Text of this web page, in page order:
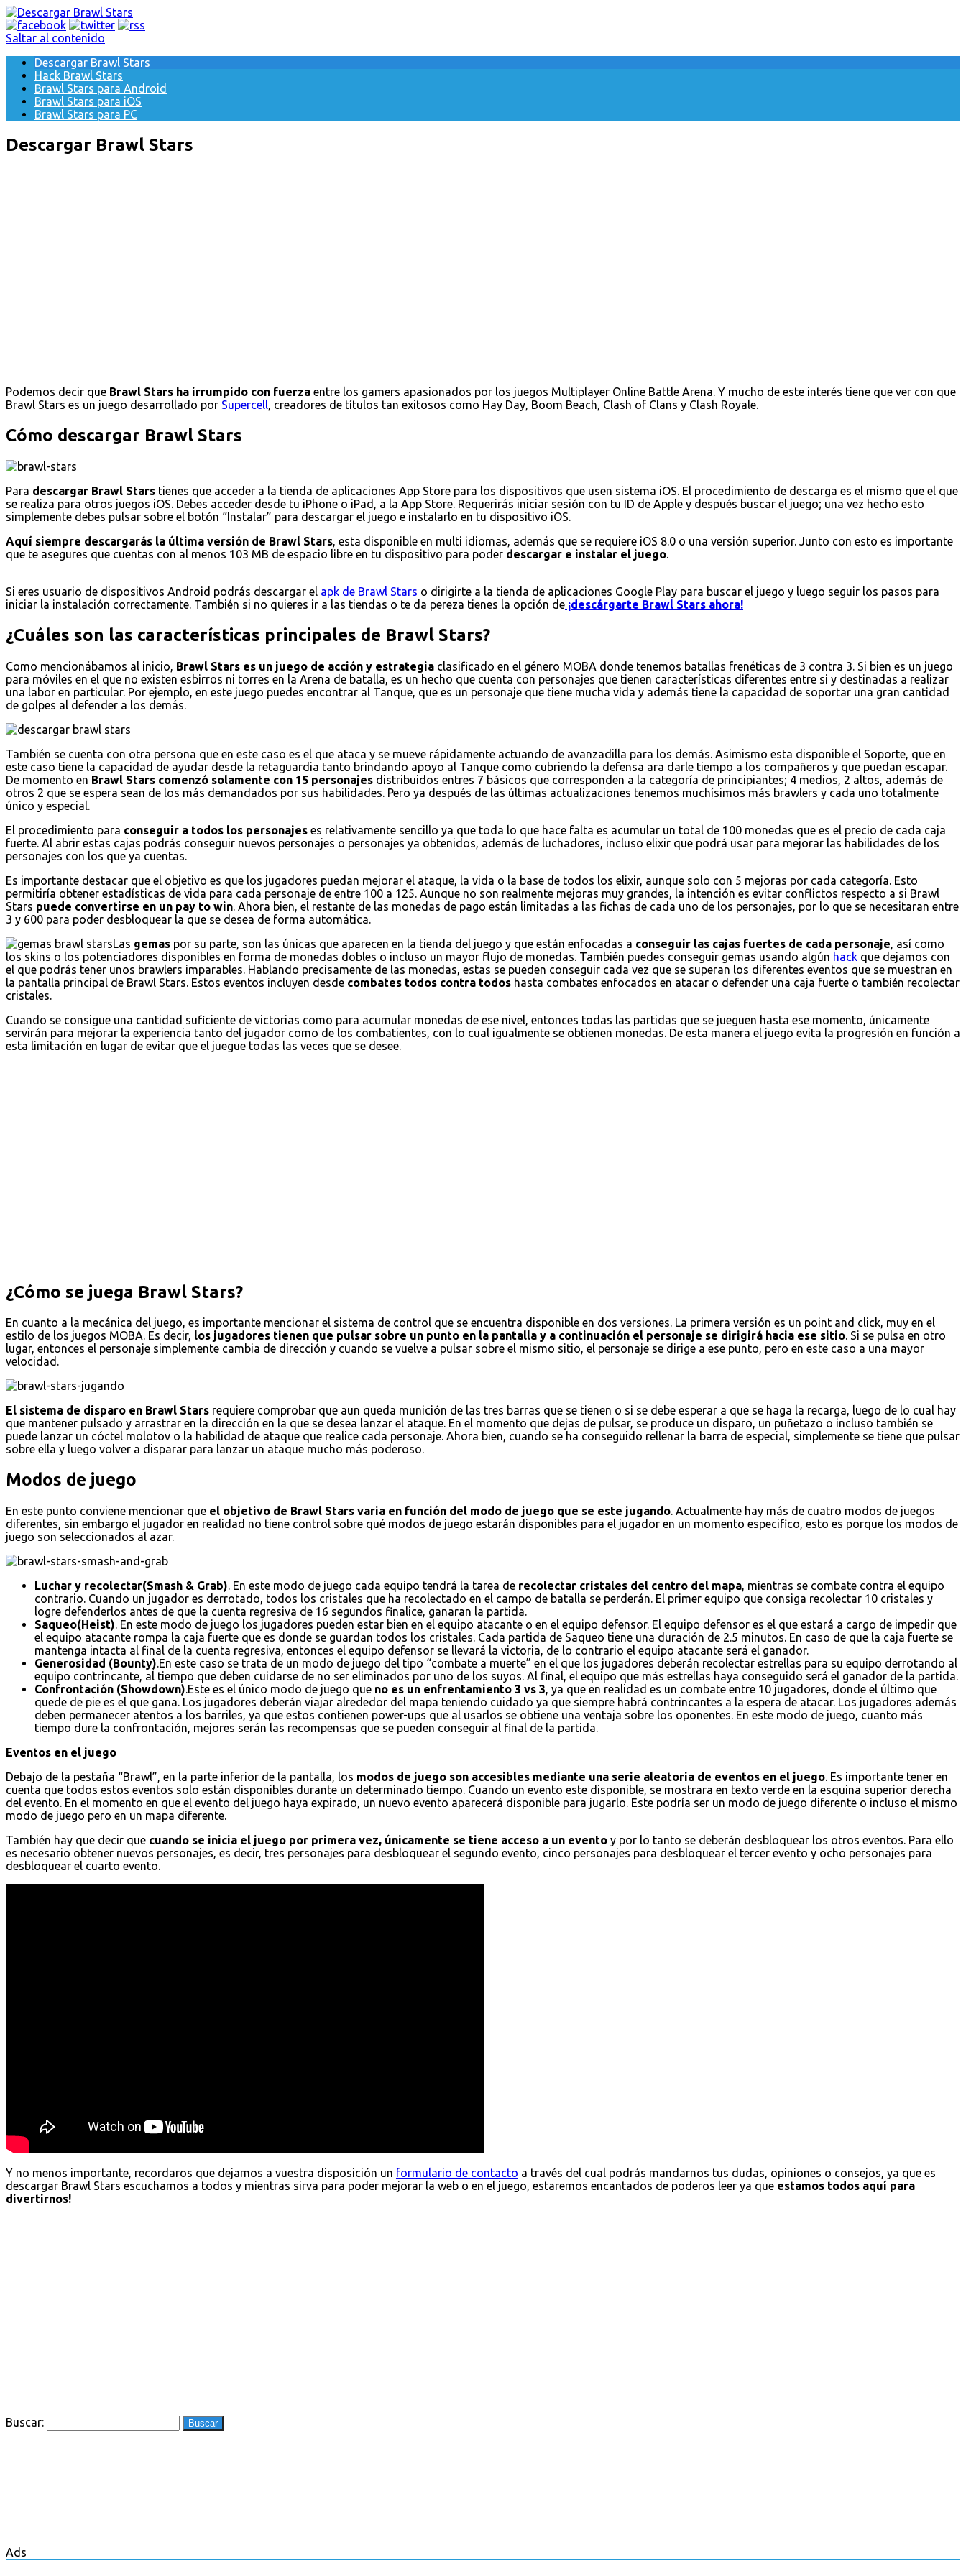
Saltar al contenido
Descargar Brawl Stars
Hack Brawl Stars
Brawl Stars para Android
Brawl Stars para iOS
Brawl Stars para PC
Descargar Brawl Stars
Podemos decir que Brawl Stars ha irrumpido con fuerza entre los gamers apasionados por los juegos Multiplayer Online Battle Arena. Y mucho de este interés tiene que ver con que
Brawl Stars es un juego desarrollado por Supercell, creadores de títulos tan exitosos como Hay Day, Boom Beach, Clash of Clans y Clash Royale.
Cómo descargar Brawl Stars
Para descargar Brawl Stars tienes que acceder a la tienda de aplicaciones App Store para los dispositivos que usen sistema iOS. El procedimiento de descarga es el mismo que el que
se realiza para otros juegos iOS. Debes acceder desde tu iPhone o iPad, a la App Store. Requerirás iniciar sesión con tu ID de Apple y después buscar el juego; una vez hecho esto
simplemente debes pulsar sobre el botón “Instalar” para descargar el juego e instalarlo en tu dispositivo iOS.
Aquí siempre descargarás la última versión de Brawl Stars, esta disponible en multi idiomas, además que se requiere iOS 8.0 o una versión superior. Junto con esto es importante
que te asegures que cuentas con al menos 103 MB de espacio libre en tu dispositivo para poder descargar e instalar el juego.
Si eres usuario de dispositivos Android podrás descargar el apk de Brawl Stars o dirigirte a la tienda de aplicaciones Google Play para buscar el juego y luego seguir los pasos para
iniciar la instalación correctamente. También si no quieres ir a las tiendas o te da pereza tienes la opción de ¡descárgarte Brawl Stars ahora!
¿Cuáles son las características principales de Brawl Stars?
Como mencionábamos al inicio, Brawl Stars es un juego de acción y estrategia clasificado en el género MOBA donde tenemos batallas frenéticas de 3 contra 3. Si bien es un juego
para móviles en el que no existen esbirros ni torres en la Arena de batalla, es un hecho que cuenta con personajes que tienen características diferentes entre si y destinadas a realizar
una labor en particular. Por ejemplo, en este juego puedes encontrar al Tanque, que es un personaje que tiene mucha vida y además tiene la capacidad de soportar una gran cantidad
de golpes al defender a los demás.
También se cuenta con otra persona que en este caso es el que ataca y se mueve rápidamente actuando de avanzadilla para los demás. Asimismo esta disponible el Soporte, que en
este caso tiene la capacidad de ayudar desde la retaguardia tanto brindando apoyo al Tanque como cubriendo la defensa ara darle tiempo a los compañeros y que puedan escapar.
De momento en Brawl Stars comenzó solamente con 15 personajes distribuidos entres 7 básicos que corresponden a la categoría de principiantes; 4 medios, 2 altos, además de
otros 2 que se espera sean de los más demandados por sus habilidades. Pero ya después de las últimas actualizaciones tenemos muchísimos más brawlers y cada uno totalmente
único y especial.
El procedimiento para conseguir a todos los personajes es relativamente sencillo ya que toda lo que hace falta es acumular un total de 100 monedas que es el precio de cada caja
fuerte. Al abrir estas cajas podrás conseguir nuevos personajes o personajes ya obtenidos, además de luchadores, incluso elixir que podrá usar para mejorar las habilidades de los
personajes con los que ya cuentas.
Es importante destacar que el objetivo es que los jugadores puedan mejorar el ataque, la vida o la base de todos los elixir, aunque solo con 5 mejoras por cada categoría. Esto
permitiría obtener estadísticas de vida para cada personaje de entre 100 a 125. Aunque no son realmente mejoras muy grandes, la intención es evitar conflictos respecto a si Brawl
Stars puede convertirse en un pay to win . Ahora bien, el restante de las monedas de pago están limitadas a las fichas de cada uno de los personajes, por lo que se necesitaran entre
3 y 600 para poder desbloquear la que se desea de forma automática.
Las gemas por su parte, son las únicas que aparecen en la tienda del juego y que están enfocadas a conseguir las cajas fuertes de cada personaje , así como
los skins o los potenciadores disponibles en forma de monedas dobles o incluso un mayor flujo de monedas. También puedes conseguir gemas usando algún hack que dejamos con
el que podrás tener unos brawlers imparables. Hablando precisamente de las monedas, estas se pueden conseguir cada vez que se superan los diferentes eventos que se muestran en
la pantalla principal de Brawl Stars. Estos eventos incluyen desde combates todos contra todos hasta combates enfocados en atacar o defender una caja fuerte o también recolectar
cristales.
Cuando se consigue una cantidad suficiente de victorias como para acumular monedas de ese nivel, entonces todas las partidas que se jueguen hasta ese momento, únicamente
servirán para mejorar la experiencia tanto del jugador como de los combatientes, con lo cual igualmente se obtienen monedas. De esta manera el juego evita la progresión en función a
esta limitación en lugar de evitar que el juegue todas las veces que se desee.
¿Cómo se juega Brawl Stars?
En cuanto a la mecánica del juego, es importante mencionar el sistema de control que se encuentra disponible en dos versiones. La primera versión es un point and click, muy en el
estilo de los juegos MOBA. Es decir, los jugadores tienen que pulsar sobre un punto en la pantalla y a continuación el personaje se dirigirá hacia ese sitio. Si se pulsa en otro
lugar, entonces el personaje simplemente cambia de dirección y cuando se vuelve a pulsar sobre el mismo sitio, el personaje se dirige a ese punto, pero en este caso a una mayor
velocidad.
El sistema de disparo en Brawl Stars requiere comprobar que aun queda munición de las tres barras que se tienen o si se debe esperar a que se haga la recarga, luego de lo cual hay
que mantener pulsado y arrastrar en la dirección en la que se desea lanzar el ataque. En el momento que dejas de pulsar, se produce un disparo, un puñetazo o incluso también se
puede lanzar un cóctel molotov o la habilidad de ataque que realice cada personaje. Ahora bien, cuando se ha conseguido rellenar la barra de especial, simplemente se tiene que pulsar
sobre ella y luego volver a disparar para lanzar un ataque mucho más poderoso.
Modos de juego
En este punto conviene mencionar que el objetivo de Brawl Stars varia en función del modo de juego que se este jugando. Actualmente hay más de cuatro modos de juegos
diferentes, sin embargo el jugador en realidad no tiene control sobre qué modos de juego estarán disponibles para el jugador en un momento especifico, esto es porque los modos de
juego son seleccionados al azar.
Luchar y recolectar(Smash & Grab). En este modo de juego cada equipo tendrá la tarea de recolectar cristales del centro del mapa, mientras se combate contra el equipo
contrario. Cuando un jugador es derrotado, todos los cristales que ha recolectado en el campo de batalla se perderán. El primer equipo que consiga recolectar 10 cristales y
logre defenderlos antes de que la cuenta regresiva de 16 segundos finalice, ganaran la partida.
Saqueo(Heist). En este modo de juego los jugadores pueden estar bien en el equipo atacante o en el equipo defensor. El equipo defensor es el que estará a cargo de impedir que
el equipo atacante rompa la caja fuerte que es donde se guardan todos los cristales. Cada partida de Saqueo tiene una duración de 2.5 minutos. En caso de que la caja fuerte se
mantenga intacta al final de la cuenta regresiva, entonces el equipo defensor se llevará la victoria, de lo contrario el equipo atacante será el ganador.
Generosidad (Bounty).En este caso se trata de un modo de juego del tipo “combate a muerte” en el que los jugadores deberán recolectar estrellas para su equipo derrotando al
equipo contrincante, al tiempo que deben cuidarse de no ser eliminados por uno de los suyos. Al final, el equipo que más estrellas haya conseguido será el ganador de la partida.
Confrontación (Showdown).Este es el único modo de juego que no es un enfrentamiento 3 vs 3, ya que en realidad es un combate entre 10 jugadores, donde el último que
quede de pie es el que gana. Los jugadores deberán viajar alrededor del mapa teniendo cuidado ya que siempre habrá contrincantes a la espera de atacar. Los jugadores además
deben permanecer atentos a los barriles, ya que estos contienen power-ups que al usarlos se obtiene una ventaja sobre los oponentes. En este modo de juego, cuanto más
tiempo dure la confrontación, mejores serán las recompensas que se pueden conseguir al final de la partida.
Eventos en el juego
Debajo de la pestaña “Brawl”, en la parte inferior de la pantalla, los modos de juego son accesibles mediante una serie aleatoria de eventos en el juego. Es importante tener en
cuenta que todos estos eventos solo están disponibles durante un determinado tiempo. Cuando un evento este disponible, se mostrara en texto verde en la esquina superior derecha
del evento. En el momento en que el evento del juego haya expirado, un nuevo evento aparecerá disponible para jugarlo. Este podría ser un modo de juego diferente o incluso el mismo
modo de juego pero en un mapa diferente.
También hay que decir que cuando se inicia el juego por primera vez, únicamente se tiene acceso a un evento y por lo tanto se deberán desbloquear los otros eventos. Para ello
es necesario obtener nuevos personajes, es decir, tres personajes para desbloquear el segundo evento, cinco personajes para desbloquear el tercer evento y ocho personajes para
desbloquear el cuarto evento.
Y no menos importante, recordaros que dejamos a vuestra disposición un formulario de contacto a través del cual podrás mandarnos tus dudas, opiniones o consejos, ya que es
descargar Brawl Stars escuchamos a todos y mientras sirva para poder mejorar la web o en el juego, estaremos encantados de poderos leer ya que estamos todos aquí para
divertirnos!
Buscar:
Ads